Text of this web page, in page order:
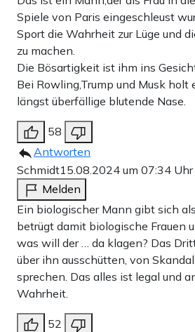
Spiele von Paris eingeschleust
Sport die Wahrheit zur Lüge und
zu machen.
Die Bösartigkeit ist ihm ins
Bei Rowling,Trump und Musk holt
längst überfällige blutende Nase.
58
Antworten
Schmidt15.08.2024 um 07:34 Uhr
Melden
Ein biologischer Mann gibt sich als
betrügt damit biologische Frauen
was will der … da klagen? Das
über ihn ausschütten, von
sprechen. Das alles ist legal und
Wahrheit.
52